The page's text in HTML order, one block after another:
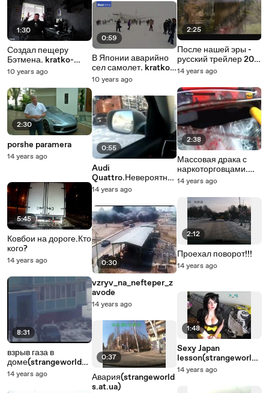
1:30
Создал пещеру
Бэтмена. kratko-
news.com
10 years ago
2:30
porshe paramera
14 years ago
5:45
Ковбои на дороге.Кто
кого?
14 years ago
8:31
взрыв газа в
доме(strangeworlds.
at.ua)
14 years ago
0:59
В Японии аварийно
сел самолет. kratko-
news.com
10 years ago
0:55
Audi
Quattro.Невероятна
я езда по сугробам
14 years ago
0:30
vzryv_na_nefteper_z
avode
14 years ago
0:37
Авария(strangeworld
s.at.ua)
2:25
После нашей эры -
русский трейлер 2013
(Уилл Смит)
14 years ago
2:38
Массовая драка с
наркоторговцами.
Экстренный вызов
14 years ago
2:12
Проехал поворот!!!
14 years ago
1:48
Sexy Japan
lesson(strangeworlds
.at.ua)
14 years ago